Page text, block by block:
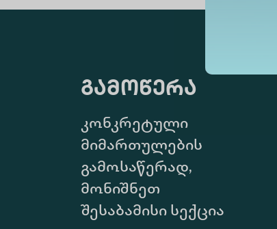
გამოწერა
კონკრეტული
მიმართულების
გამოსაწერად,
მონიშნეთ
შესაბამისი სექცია